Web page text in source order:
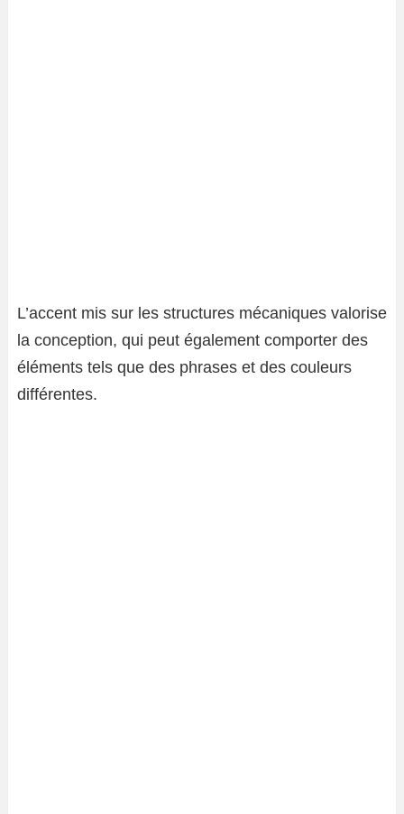
L’accent mis sur les structures mécaniques valorise
la conception, qui peut également comporter des
éléments tels que des phrases et des couleurs
différentes.